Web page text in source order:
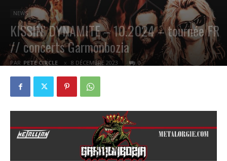
NEWS
KISSIN’ DYNAMITE – 10.2024 – tournée FR
// concerts Garmonbozia
PAR PETE CIRCLE 8 DÉCEMBRE 2023 0